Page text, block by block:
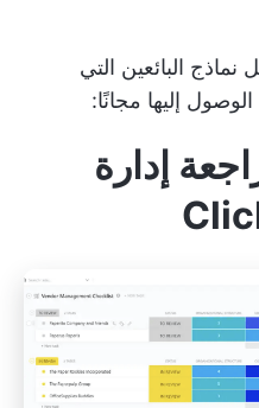
البائعين التي
إدارة